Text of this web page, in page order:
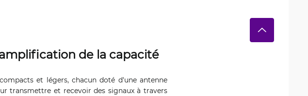
de la capacité
et légers, chacun doté d'une antenne
transmettre et recevoir des signaux à travers